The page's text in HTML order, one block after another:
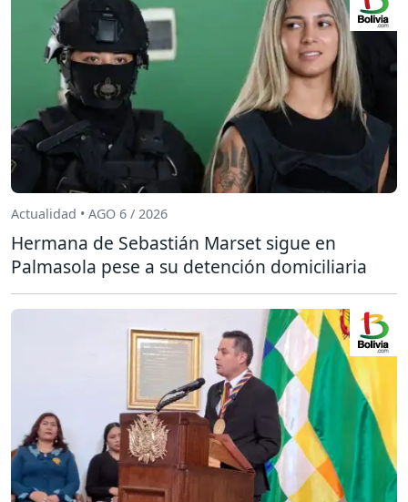
Actualidad • AGO 6 / 2026
Hermana de Sebastián Marset sigue en
Palmasola pese a su detención domiciliaria